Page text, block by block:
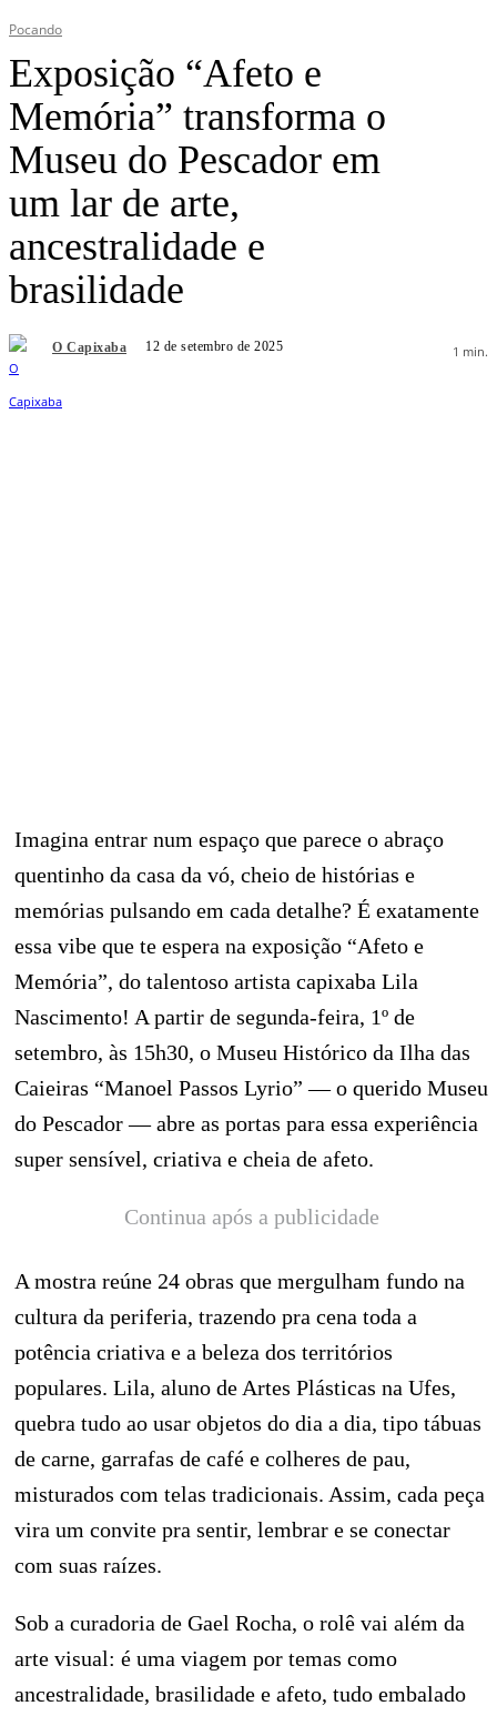
Pocando
Exposição “Afeto e
Memória” transforma o
Museu do Pescador em
um lar de arte,
ancestralidade e
brasilidade
O Capixaba 12 de setembro de 2025 1 min.
Imagina entrar num espaço que parece o abraço
quentinho da casa da vó, cheio de histórias e
memórias pulsando em cada detalhe? É exatamente
essa vibe que te espera na exposição “Afeto e
Memória”, do talentoso artista capixaba Lila
Nascimento! A partir de segunda-feira, 1º de
setembro, às 15h30, o Museu Histórico da Ilha das
Caieiras “Manoel Passos Lyrio” — o querido Museu
do Pescador — abre as portas para essa experiência
super sensível, criativa e cheia de afeto.
Continua após a publicidade
A mostra reúne 24 obras que mergulham fundo na
cultura da periferia, trazendo pra cena toda a
potência criativa e a beleza dos territórios
populares. Lila, aluno de Artes Plásticas na Ufes,
quebra tudo ao usar objetos do dia a dia, tipo tábuas
de carne, garrafas de café e colheres de pau,
misturados com telas tradicionais. Assim, cada peça
vira um convite pra sentir, lembrar e se conectar
com suas raízes.
Sob a curadoria de Gael Rocha, o rolê vai além da
arte visual: é uma viagem por temas como
ancestralidade, brasilidade e afeto, tudo embalado